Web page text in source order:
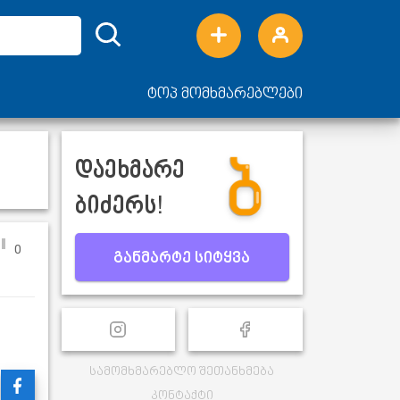
ტოპ მომხმარებლები
0
დაეხმარე
ბიძერს!
განმარტე სიტყვა
სამომხმარებლო შეთანხმება
კონტაქტი